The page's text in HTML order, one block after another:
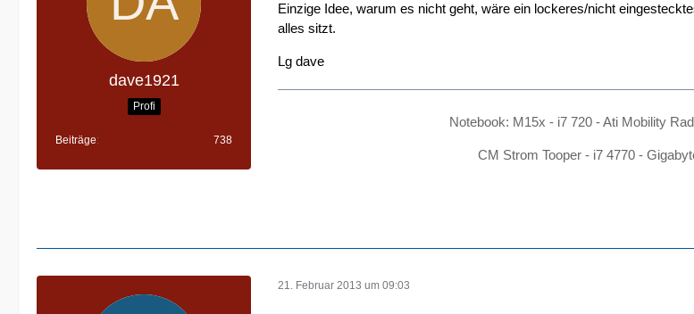
dave1921
Profi
Beiträge 738
Einzige Idee, warum es nicht geht, wäre ein lockeres/nicht
alles sitzt.
Lg dave
Notebook: M15x - i7 720 - Ati Mobility
CM Strom Tooper - i7 4770 -
21. Februar 2013 um 09:03